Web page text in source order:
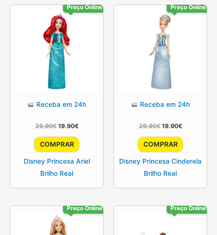
Preço Online
Receba em 24h
29.90€ O
original
era:
19.90€O
atual
é:
19.90€.
COMPRAR
Disney Princesa Ariel
Brilho Real
Preço Online
Receba em 24h
29.90€ O
original
era:
29.90€.
19.90€O
atual
é:
COMPRAR
Disney Princesa Cinderela
Brilho Real
Preço Online Preço Online